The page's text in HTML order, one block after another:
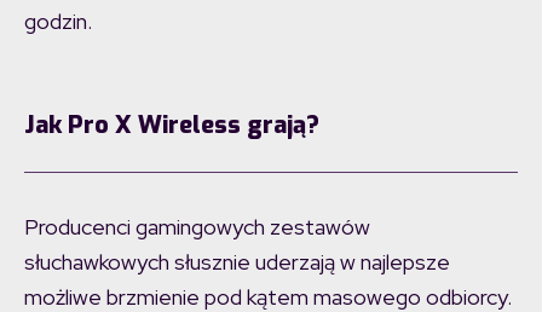
godzin.
Jak Pro X Wireless grają?
Producenci gamingowych zestawów
słuchawkowych słusznie uderzają w najlepsze
możliwe brzmienie pod kątem masowego odbiorcy.